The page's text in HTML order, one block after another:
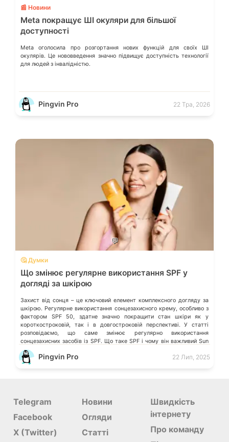
📰 Новини
Meta покращує ШІ окуляри для більшої
доступності
Meta оголосила про розгортання нових функцій для своїх ШІ
окулярів. Це нововведення значно підвищує доступність технології
для людей з інвалідністю.
Pingvin Pro 22 Тра, 2026
💬
🤔 Думки
Що змінює регулярне використання SPF у
догляді за шкірою
Захист від сонця – це ключовий елемент комплексного догляду за
шкірою. Регулярне використання сонцезахисного крему, особливо з
фактором SPF 50, здатне значно покращити стан шкіри як у
короткостроковій, так і в довгостроковій перспективі. У статті
розповідаємо, що саме змінює регулярно використання
сонцезахисних засобів із SPF. Що таке SPF і чому він важливий Sun
Protection Factor […]
Pingvin Pro 22 Лип, 2025
Telegram
Facebook
X (Twitter)
Новини
Огляди
Статті
Швидкість
інтернету
Про команду